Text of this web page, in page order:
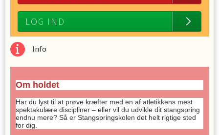
LOG IND
Info
Om holdet
Har du lyst til at prøve kræfter med en af atletikkens mest
spektakulære discipliner – eller vil du udvikle dit stangspring
endnu mere? Så er Stangspringskolen det helt rigtige sted
for dig.